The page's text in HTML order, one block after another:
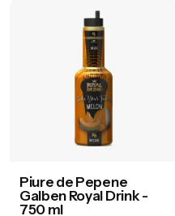
Piure de Pepene
Galben Royal Drink -
750 ml